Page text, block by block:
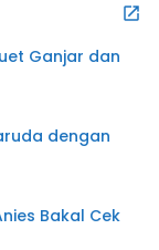
Ganjar dan
dengan
Bakal Cek